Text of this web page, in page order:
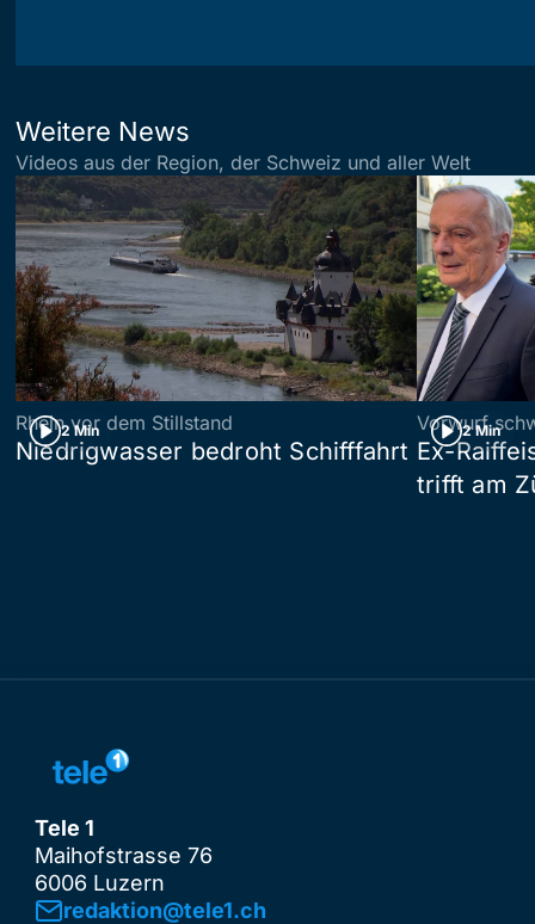
Weitere News
Videos aus der Region, der Schweiz und aller Welt
2 Min
Rhein vor dem Stillstand
Niedrigwasser bedroht Schifffahrt
2 Min
Vorwurf
Ex-
trifft am
Tele 1
Maihofstrasse 76
6006 Luzern
redaktion@tele1.ch